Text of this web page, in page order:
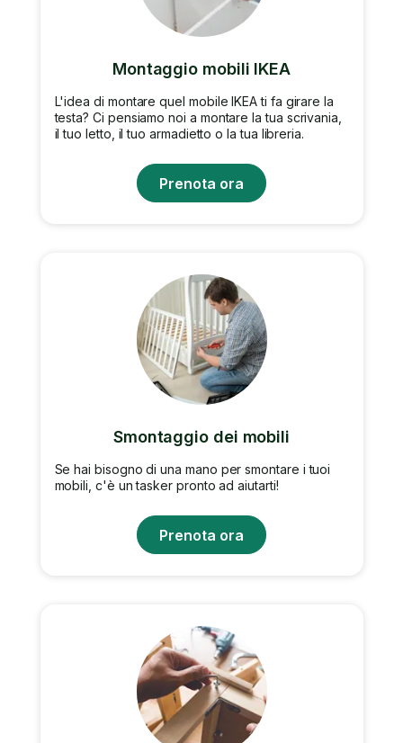
Montaggio mobili IKEA
L'idea di montare quel mobile IKEA ti fa girare la
testa? Ci pensiamo noi a montare la tua scrivania,
il tuo letto, il tuo armadietto o la tua libreria.
Prenota ora
Smontaggio dei mobili
Se hai bisogno di una mano per smontare i tuoi
mobili, c'è un tasker pronto ad aiutarti!
Prenota ora